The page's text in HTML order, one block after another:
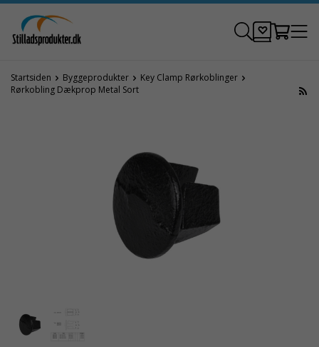
Startsiden Byggeprodukter
Key Clamp Rørkoblinger
Rørkobling Dækprop Metal Sort